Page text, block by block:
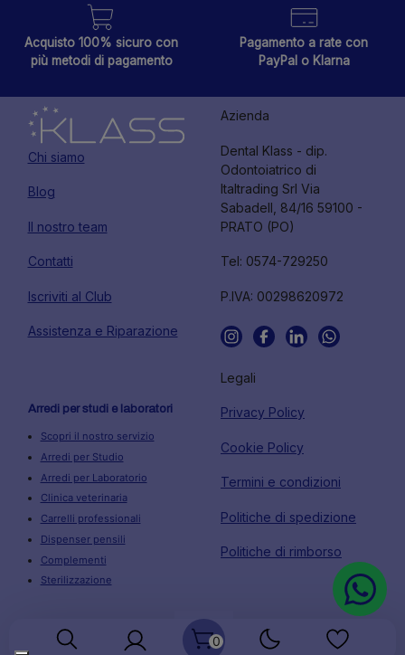
0
Acquisto 100% sicuro con
più metodi di pagamento
Pagamento a rate con
PayPal o Klarna
Chi siamo
Blog
Il nostro team
Contatti
Iscriviti al Club
Assistenza e Riparazione
Azienda
Dental Klass - dip.
Odontoiatrico di
Italtrading Srl Via
Sabadell, 84/16 59100 -
PRATO (PO)
Tel: 0574-729250
P.IVA: 00298620972
Arredi per studi e laboratori
Scopri il nostro servizio
Arredi per Studio
Arredi per Laboratorio
Clinica veterinaria
Carrelli professionali
Dispenser pensili
Complementi
Sterilizzazione
Legali
Privacy Policy
Cookie Policy
Termini e condizioni
Politiche di spedizione
Politiche di rimborso